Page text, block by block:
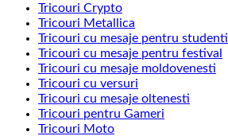
Tricouri Crypto
Tricouri Metallica
Tricouri cu mesaje pentru studenti
Tricouri cu mesaje pentru festival
Tricouri cu mesaje moldovenesti
Tricouri cu versuri
Tricouri cu mesaje oltenesti
Tricouri pentru Gameri
Tricouri Moto